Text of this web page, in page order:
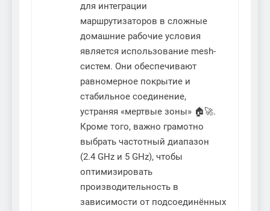
для интеграции
маршрутизаторов в сложные
домашние рабочие условия
является использование mesh-
систем. Они обеспечивают
равномерное покрытие и
стабильное соединение,
устраняя «мертвые зоны» 🏠🚀.
Кроме того, важно грамотно
выбрать частотный диапазон
(2.4 GHz и 5 GHz), чтобы
оптимизировать
производительность в
зависимости от подсоединённых